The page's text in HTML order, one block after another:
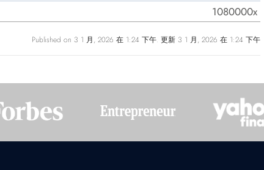
1080000x
Published on 3 1 月, 2026 在 1:24 下午. 更新 3 1 月, 2026 在 1:24 下午